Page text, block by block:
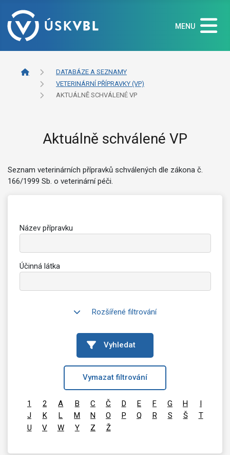
MENU
DATABÁZE A SEZNAMY
VETERINÁRNÍ PŘÍPRAVKY (VP)
AKTUÁLNĚ SCHVÁLENÉ VP
Aktuálně schválené VP
Seznam veterinárních přípravků schválených dle zákona č.
166/1999 Sb. o veterinární péči.
Název přípravku
Účinná látka
Rozšířené filtrování
Vyhledat
Vymazat filtrování
1 2 A B C Č D E F G H
I
J
K L M N O P Q R S Š
T
U
V W Y Z Ž